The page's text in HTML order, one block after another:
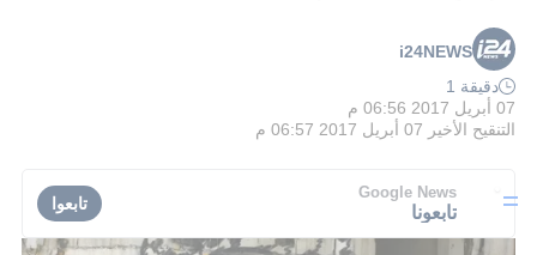
i24NEWS
دقيقة 1
07 أبريل 2017 06:56 م
التنقيح الأخير 07 أبريل 2017 06:57 م
Google News
تابعونا تابعوا